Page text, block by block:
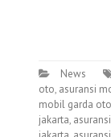
News
oto, asuransi
mobil garda
jakarta,